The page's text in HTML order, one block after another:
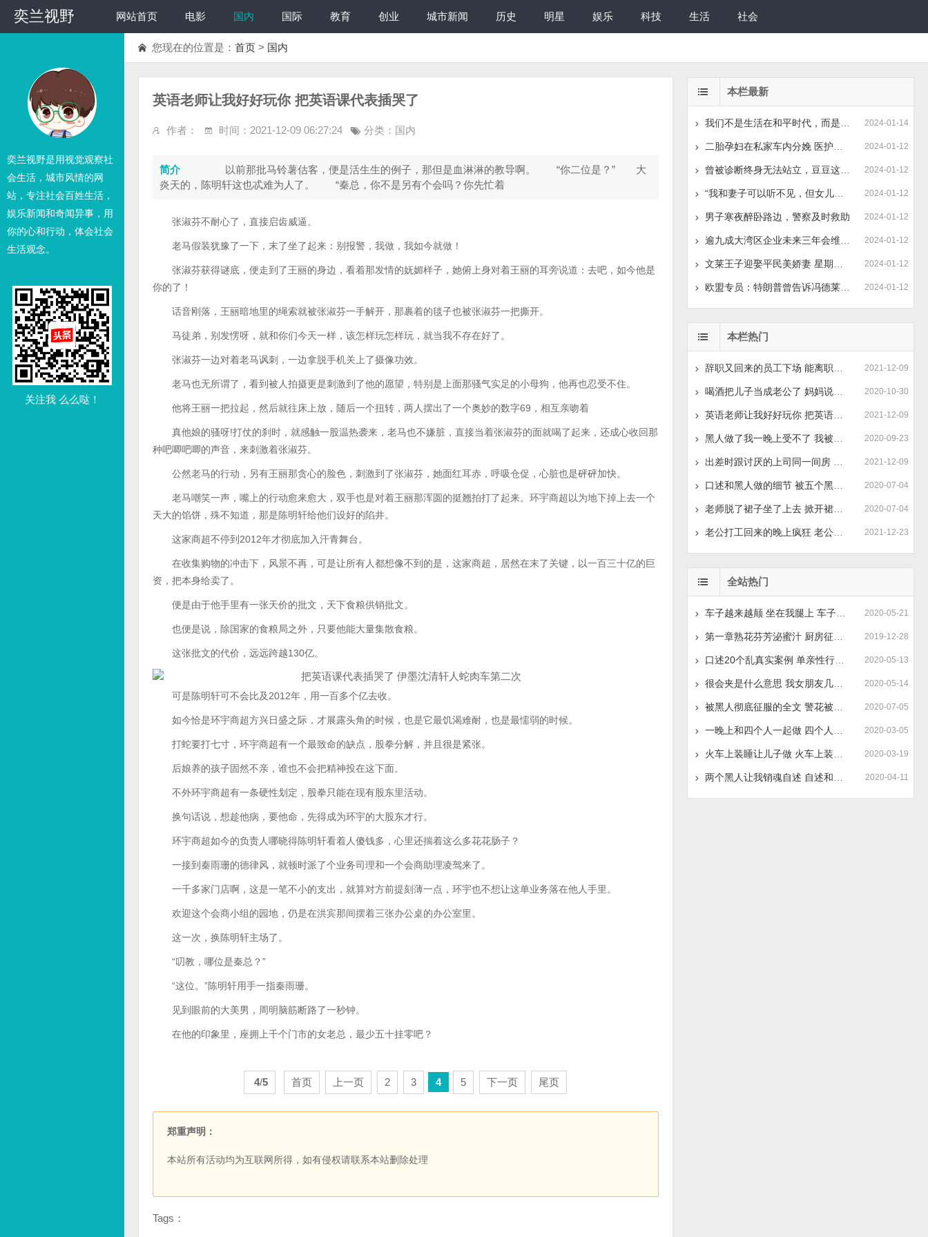
奕兰视野 网站首页 电影 国内 国际 教育 创业 城市新闻 历史 明星 娱乐 科技 生活 社会
奕兰视野是用视觉观察社
会生活，城市风情的网
站，专注社会百姓生活，
娱乐新闻和奇闻异事，用
你的心和行动，体会社会
生活观念。
关注我 么么哒！
您现在的位置是： 首页 > 国内
英语老师让我好好玩你 把英语课代表插哭了
作者： 时间：2021-12-09 06:27:24 分类： 国内
简介
以前那批马铃薯估客，便是活生生的例子，那但是血淋淋的教导啊。 “你二位是？” 大
炎天的，陈明轩这也忒难为人了。 “秦总，你不是另有个会吗？你先忙着
张淑芬不耐心了，直接启齿威逼。
老马假装犹豫了一下，末了坐了起来：别报警，我做，我如今就做！
张淑芬获得谜底，便走到了王丽的身边，看着那发情的妩媚样子，她俯上身对着王丽的耳旁说道：去吧，如今他是
你的了！
话音刚落，王丽暗地里的绳索就被张淑芬一手解开，那裹着的毯子也被张淑芬一把撕开。
马徒弟，别发愣呀，就和你们今天一样，该怎样玩怎样玩，就当我不存在好了。
张淑芬一边对着老马讽刺，一边拿脱手机关上了摄像功效。
老马也无所谓了，看到被人拍摄更是刺激到了他的愿望，特别是上面那骚气实足的小母狗，他再也忍受不住。
他将王丽一把拉起，然后就往床上放，随后一个扭转，两人摆出了一个奥妙的数字69，相互亲吻着
真他娘的骚呀!打仗的刹时，就感触一股温热袭来，老马也不嫌脏，直接当着张淑芬的面就喝了起来，还成心收回那
种吧唧吧唧的声音，来刺激着张淑芬。
公然老马的行动，另有王丽那贪心的脸色，刺激到了张淑芬，她面红耳赤，呼吸仓促，心脏也是砰砰加快。
老马嘲笑一声，嘴上的行动愈来愈大，双手也是对着王丽那浑圆的挺翘拍打了起来。环宇商超以为地下掉上去一个
天大的馅饼，殊不知道，那是陈明轩给他们设好的陷井。
这家商超不停到2012年才彻底加入汗青舞台。
在收集购物的冲击下，风景不再，可是让所有人都想像不到的是，这家商超，居然在末了关键，以一百三十亿的巨
资，把本身给卖了。
便是由于他手里有一张天价的批文，天下食粮供销批文。
也便是说，除国家的食粮局之外，只要他能大量集散食粮。
这张批文的代价，远远跨越130亿。
可是陈明轩可不会比及2012年，用一百多个亿去收。
如今恰是环宇商超方兴日盛之际，才展露头角的时候，也是它最饥渴难耐，也是最懦弱的时候。
打蛇要打七寸，环宇商超有一个最致命的缺点，股拳分解，并且很是紧张。
后娘养的孩子固然不亲，谁也不会把精神投在这下面。
不外环宇商超有一条硬性划定，股拳只能在现有股东里活动。
换句话说，想趁他病，要他命，先得成为环宇的大股东才行。
环宇商超如今的负责人哪晓得陈明轩看着人傻钱多，心里还揣着这么多花花肠子？
一接到秦雨珊的德律风，就顿时派了个业务司理和一个会商助理凌驾来了。
一千多家门店啊，这是一笔不小的支出，就算对方前提刻薄一点，环宇也不想让这单业务落在他人手里。
欢迎这个会商小组的园地，仍是在洪宾那间摆着三张办公桌的办公室里。
这一次，换陈明轩主场了。
“叨教，哪位是秦总？”
“这位。”陈明轩用手一指秦雨珊。
见到眼前的大美男，周明脑筋断路了一秒钟。
在他的印象里，座拥上千个门市的女老总，最少五十挂零吧？
4/5 首页 上一页 2 3 4 5 下一页 尾页
郑重声明：
本站所有活动均为互联网所得，如有侵权请联系本站删除处理
Tags：
本栏最新
2024-01-14
我们不是生活在和平时代，而是生活在一个和平国家
2024-01-12
二胎孕妇在私家车内分娩 医护飞奔救治
2024-01-12
曾被诊断终身无法站立，豆豆这次站上了舞台
2024-01-12
“我和妻子可以听不见，但女儿必须听见”
2024-01-12
男子寒夜醉卧路边，警察及时救助
2024-01-12
逾九成大湾区企业未来三年会维持或扩大在东盟商业活动
2024-01-12
文莱王子迎娶平民美娇妻 星期日举行盛大婚礼游行
2024-01-12
欧盟专员：特朗普曾告诉冯德莱恩 美国不会救援欧洲
本栏热门
2021-12-09
辞职又回来的员工下场 能离职再入职的人不一般
2020-10-30
喝酒把儿子当成老公了 妈妈说可以做一次
2021-12-09
英语老师让我好好玩你 把英语课代表插哭了
2020-09-23
黑人做了我一晚上受不了 我被两个黑人做了一夜
2021-12-09
出差时跟讨厌的上司同一间房 出差和老板一个房间做了
2020-07-04
口述和黑人做的细节 被五个黑人玩得不能下床
2020-07-04
老师脱了裙子坐了上去 掀开裙子从后面挺进去
2021-12-23
老公打工回来的晚上疯狂 老公打工半年回来一次
全站热门
2020-05-21
车子越来越颠 坐在我腿上 车子颠一次就进入的更深
2019-12-28
第一章熟花芬芳泌蜜汁 厨房征服贵妇秦风英
2020-05-13
口述20个乱真实案例 单亲性行为真实案例
2020-05-14
很会夹是什么意思 我女朋友几乎每晚都想要
2020-07-05
被黑人彻底征服的全文 警花被黑人玩三天
2020-03-05
一晚上和四个人一起做 四个人同房交换着做刺激
2020-03-19
火车上装睡让儿子做 火车上装睡配合儿子过程
2020-04-11
两个黑人让我销魂自述 自述和黑人的弟一次